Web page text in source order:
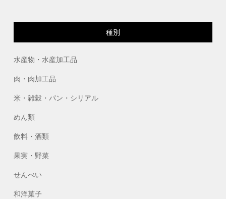
種別
水産物・水産加工品
肉・肉加工品
米・雑穀・パン・シリアル
めん類
飲料・酒類
果実・野菜
せんべい
和洋菓子